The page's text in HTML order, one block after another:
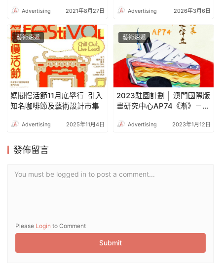
Advertising 2021年8月27日
故事Advertising 2026年3月6日
藝術速遞
媽閣慢活節11月底舉行 引入
知名咖啡節及藝術設計巿集
Advertising 2025年11月4日
藝術速遞
2023駐園計劃 │ 澳門國際版
畫研究中心AP74《漸》－
Advertising 2023年1月12日
發佈留言
You must be logged in to post a comment...
Please Login to Comment
Submit